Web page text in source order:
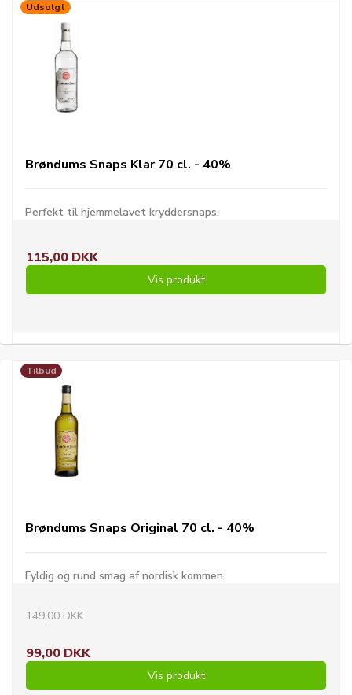
Udsolgt
Brøndums Snaps Klar 70 cl. - 40%
Perfekt til hjemmelavet kryddersnaps.
115,00 DKK
Vis produkt
Tilbud
Brøndums Snaps Original 70 cl. - 40%
Fyldig og rund smag af nordisk kommen.
149,00 DKK
99,00 DKK
Vis produkt